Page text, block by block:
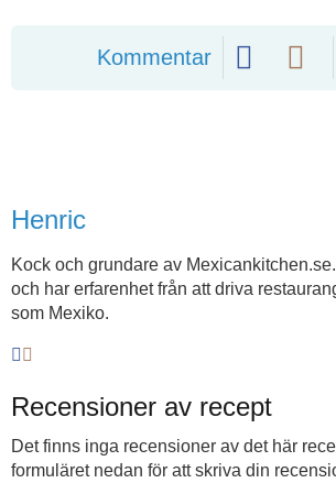
Kommentar
Henric
Kock och grundare av
och har erfarenhet från att driva
som Mexiko.
Recensioner av recept
Det finns inga recensioner av det här
formuläret nedan för att skriva din